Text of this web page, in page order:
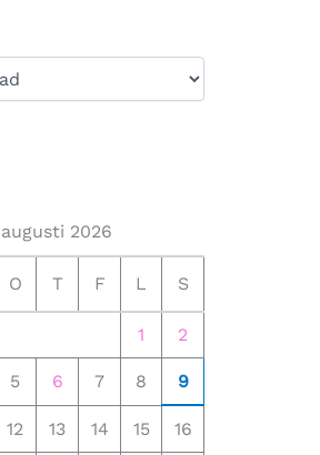
augusti 2026
O T F L S
1 2
5 6 7 8 9
12 13 14 15 16